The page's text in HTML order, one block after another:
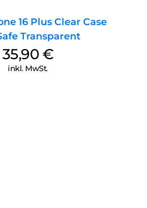
16 Plus Clear Case
Transparent
35,90 €
inkl. MwSt.